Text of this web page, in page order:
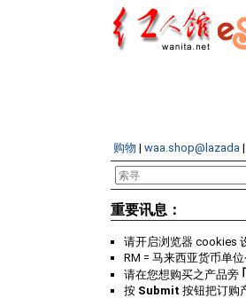
购物 | waa.shop@lazada |
重要讯息：
请开启浏览器 cookies
RM = 马来西亚货币单
请在您想购买之产品旁
按 Submit 按钮把订购